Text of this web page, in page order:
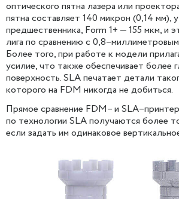
оптического пятна лазера или
пятна составляет 140 микрон (0,14 мм), у
предшественника, Form 1+ — 155 мкм, и
лига по сравнению с
Более того, при работе к модели
усилие, что также обеспечивает более
поверхность. SLA печатает детали
которого на FDM никогда не добиться.
Прямое сравнение FDM– и
по технологии SLA получаются более
если задать им одинаковое